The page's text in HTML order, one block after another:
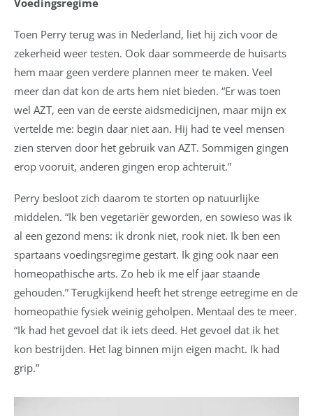
Voedingsregime
Toen Perry terug was in Nederland, liet hij zich voor de
zekerheid weer testen. Ook daar sommeerde de huisarts
hem maar geen verdere plannen meer te maken. Veel
meer dan dat kon de arts hem niet bieden. “Er was toen
wel AZT, een van de eerste aidsmedicijnen, maar mijn ex
vertelde me: begin daar niet aan. Hij had te veel mensen
zien sterven door het gebruik van AZT. Sommigen gingen
erop vooruit, anderen gingen erop achteruit.”
Perry besloot zich daarom te storten op natuurlijke
middelen. “Ik ben vegetariër geworden, en sowieso was ik
al een gezond mens: ik dronk niet, rook niet. Ik ben een
spartaans voedingsregime gestart. Ik ging ook naar een
homeopathische arts. Zo heb ik me elf jaar staande
gehouden.” Terugkijkend heeft het strenge eetregime en de
homeopathie fysiek weinig geholpen. Mentaal des te meer.
“Ik had het gevoel dat ik iets deed. Het gevoel dat ik het
kon bestrijden. Het lag binnen mijn eigen macht. Ik had
grip.”